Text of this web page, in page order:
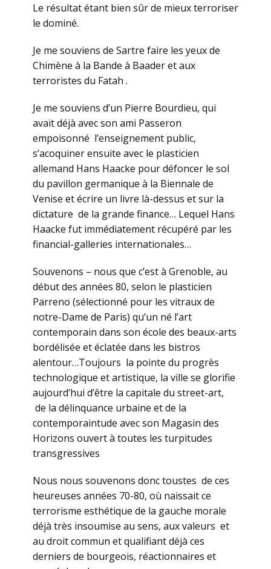
Le résultat étant bien sûr de mieux terroriser
le dominé.
Je me souviens de Sartre faire les yeux de
Chimène à la Bande à Baader et aux
terroristes du Fatah .
Je me souviens d’un Pierre Bourdieu, qui
avait déjà avec son ami Passeron
empoisonné l’enseignement public,
s’acoquiner ensuite avec le plasticien
allemand Hans Haacke pour défoncer le sol
du pavillon germanique à la Biennale de
Venise et écrire un livre là-dessus et sur la
dictature de la grande finance… Lequel Hans
Haacke fut immédiatement récupéré par les
financial-galleries internationales…
Souvenons – nous que c’est à Grenoble, au
début des années 80, selon le plasticien
Parreno (sélectionné pour les vitraux de
notre-Dame de Paris) qu’un né l’art
contemporain dans son école des beaux-arts
bordélisée et éclatée dans les bistros
alentour…Toujours la pointe du progrès
technologique et artistique, la ville se glorifie
aujourd’hui d’être la capitale du street-art,
de la délinquance urbaine et de la
contemporaintude avec son Magasin des
Horizons ouvert à toutes les turpitudes
transgressives
Nous nous souvenons donc toustes de ces
heureuses années 70-80, où naissait ce
terrorisme esthétique de la gauche morale
déjà très insoumise au sens, aux valeurs et
au droit commun et qualifiant déjà ces
derniers de bourgeois, réactionnaires et